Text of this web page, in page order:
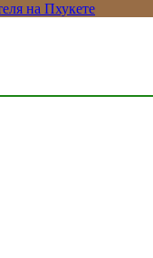
на Пхукете